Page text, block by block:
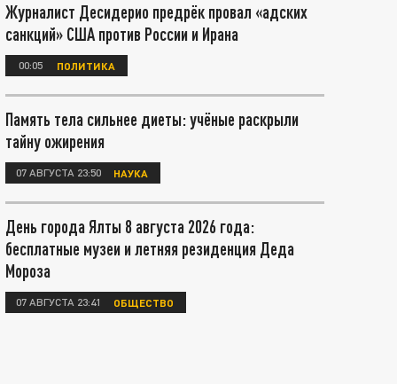
Журналист Десидерио предрёк провал «адских
санкций» США против России и Ирана
00:05 ПОЛИТИКА
Память тела сильнее диеты: учёные раскрыли
тайну ожирения
07 АВГУСТА 23:50 НАУКА
День города Ялты 8 августа 2026 года:
бесплатные музеи и летняя резиденция Деда
Мороза
07 АВГУСТА 23:41 ОБЩЕСТВО